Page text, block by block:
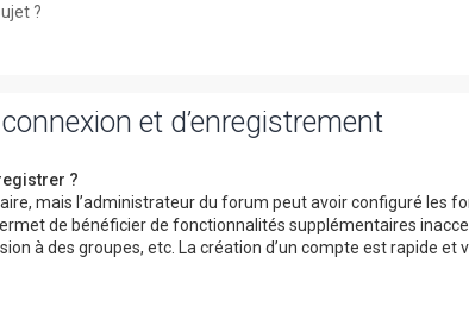
?
et d’enregistrement
?
mais l’administrateur du forum peut avoir configuré les
de bénéficier de fonctionnalités supplémentaires
à des groupes, etc. La création d’un compte est rapide et